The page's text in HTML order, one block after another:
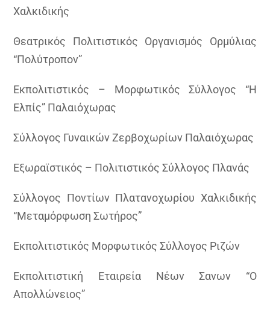
Χαλκιδικής
Θεατρικός Πολιτιστικός Οργανισμός Ορμύλιας
“Πολύτροπον”
Εκπολιτιστικός – Μορφωτικός Σύλλογος “Η
Ελπίς” Παλαιόχωρας
Σύλλογος Γυναικών Ζερβοχωρίων Παλαιόχωρας
Εξωραϊστικός – Πολιτιστικός Σύλλογος Πλανάς
Σύλλογος Ποντίων Πλατανοχωρίου Χαλκιδικής
“Μεταμόρφωση Σωτήρος”
Εκπολιτιστικός Μορφωτικός Σύλλογος Ριζών
Εκπολιτιστική Εταιρεία Νέων Σανων “Ο
Απολλώνειος”